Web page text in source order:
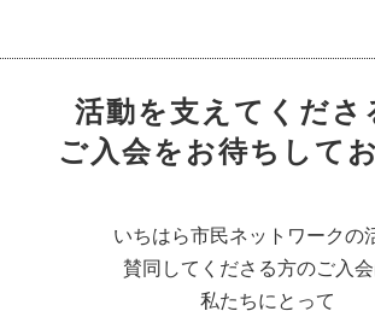
活動を支えてくださ
ご入会をお待ちして
いちはら市民ネットワークの
賛同してくださる方のご入会
私たちにとって